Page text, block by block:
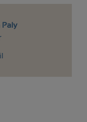
Paly